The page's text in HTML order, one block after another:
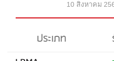
10 สิงหาคม
ประเภท